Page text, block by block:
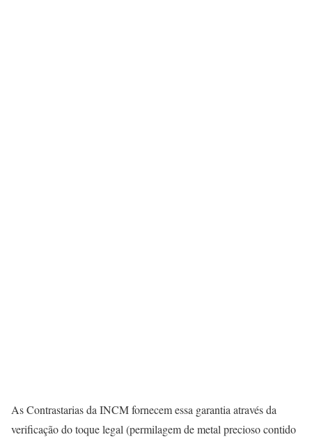
As Contrastarias da INCM fornecem essa garantia através da
verificação do toque legal (permilagem de metal precioso contido